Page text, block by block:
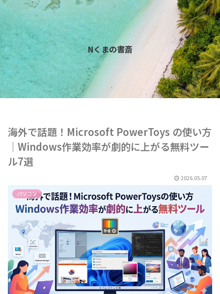
Nくまの書斎
海外で話題！Microsoft PowerToys の使い方
｜Windows作業効率が劇的に上がる無料ツー
ル7選
2026.05.07
パソコン